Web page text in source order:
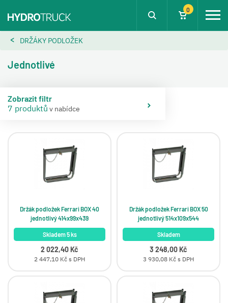
0
DRŽÁKY PODLOŽEK
Jednotlivé
Zobrazit filtr
7 produktů v nabídce
Držák podložek Ferrari BOX 40
jednotlivý 414x99x439
Skladem 5 ks
2 022,40 Kč
2 447,10 Kč s DPH
Držák podložek Ferrari BOX 50
jednotlivý 514x109x544
Skladem
3 248,00 Kč
3 930,08 Kč s DPH